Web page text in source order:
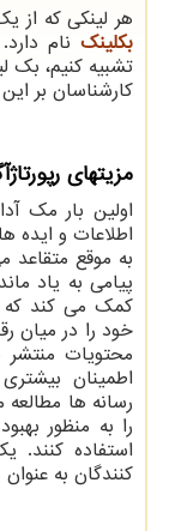
هر لینکی که
بکلینک نام
تشبیه کنیم، بک
کارشناسان بر
مزیتهای
اولین بار مک
اطلاعات و ایده
به موقع متقاعد
پیامی به یاد
کمک می کند که
خود را در میان
محتویات منتشر
اطمینان
رسانه ها مطالعه
را به منظور
استفاده
کنندگان به